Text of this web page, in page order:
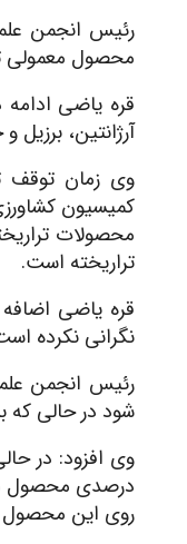
رئیس انجمن
محصول معمولی
قره یاضی
آرژانتین،
کمیسیون
محصولات
تراریخته است.
نگرانی نکرده
رئیس انجمن
شود در حالی که
روی این محصول